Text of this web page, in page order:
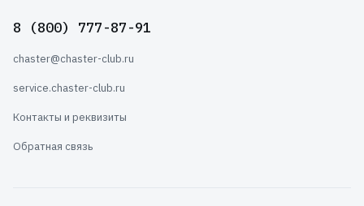
8 (800) 777-87-91
chaster@chaster-club.ru
service.chaster-club.ru
Контакты и реквизиты
Обратная связь